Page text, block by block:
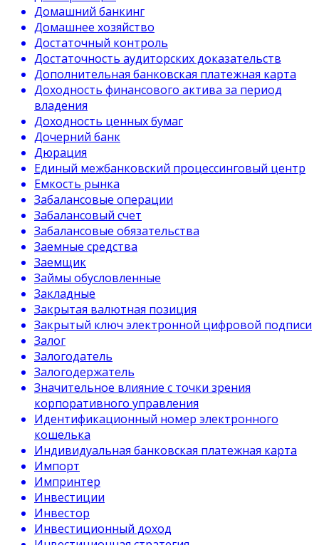
Домашний банкинг
Домашнее хозяйство
Достаточный контроль
Достаточность аудиторских доказательств
Дополнительная банковская платежная карта
Доходность финансового актива за период
владения
Доходность ценных бумаг
Дочерний банк
Дюрация
Единый межбанковский процессинговый центр
Емкость рынка
Забалансовые операции
Забалансовый счет
Забалансовые обязательства
Заемные средства
Заемщик
Займы обусловленные
Закладные
Закрытая валютная позиция
Закрытый ключ электронной цифровой подписи
Залог
Залогодатель
Залогодержатель
Значительное влияние с точки зрения
корпоративного управления
Идентификационный номер электронного
кошелька
Индивидуальная банковская платежная карта
Импорт
Импринтер
Инвестиции
Инвестор
Инвестиционный доход